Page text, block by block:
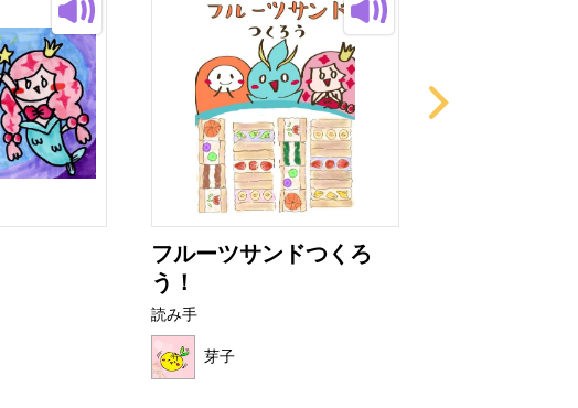
フルーツサンドつくろ
う！
読み手
芽子